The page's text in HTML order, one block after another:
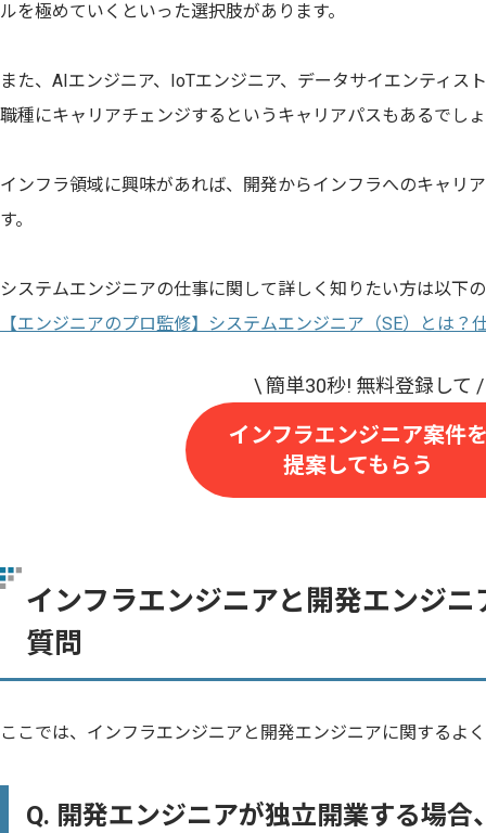
ルを極めていくといった選択肢があります。
また、AIエンジニア、IoTエンジニア、データサイエンティス
職種にキャリアチェンジするというキャリアパスもあるでし
インフラ領域に興味があれば、開発からインフラへのキャリ
す。
システムエンジニアの仕事に関して詳しく知りたい方は以下
【エンジニアのプロ監修】システムエンジニア（SE）とは？
インフラエンジニア案件
提案してもらう
インフラエンジニアと開発エンジ
質問
ここでは、インフラエンジニアと開発エンジニアに関するよ
Q. 開発エンジニアが独立開業する場合